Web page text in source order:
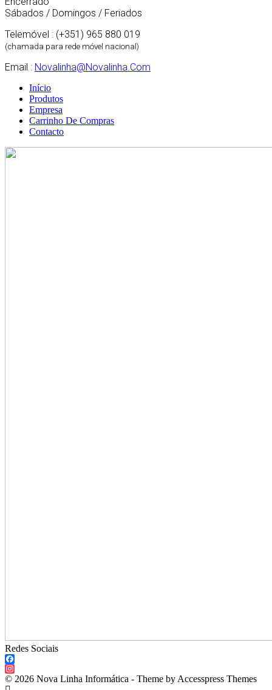
Sábados / Domingos / Feriados
Telemóvel : (+351) 965 880 019
(chamada para rede móvel nacional)
Email : Novalinha@novalinha.com
Início
Produtos
Empresa
Carrinho De Compras
Contacto
Redes Sociais
Facebook
Instagram
© 2026 Nova Linha Informática - Theme by Accesspress Themes